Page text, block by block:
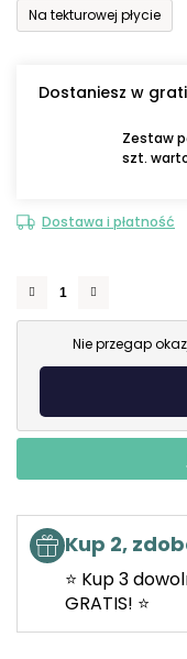
Na tekturowej płycie
Dostaniesz w
Zestaw
szt.
Dostawa i płatność
Nie przegap
Kup 2,
⭐ Kup 3
GRATIS! ⭐